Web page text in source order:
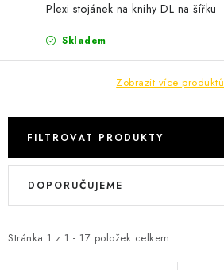
Plexi stojánek na knihy DL na šířku
Skladem
Zobrazit více produktů
FILTROVAT PRODUKTY
V
i
Stránka 1 z 1 - 17 položek celkem
Ř
e
DOPORUČUJEME